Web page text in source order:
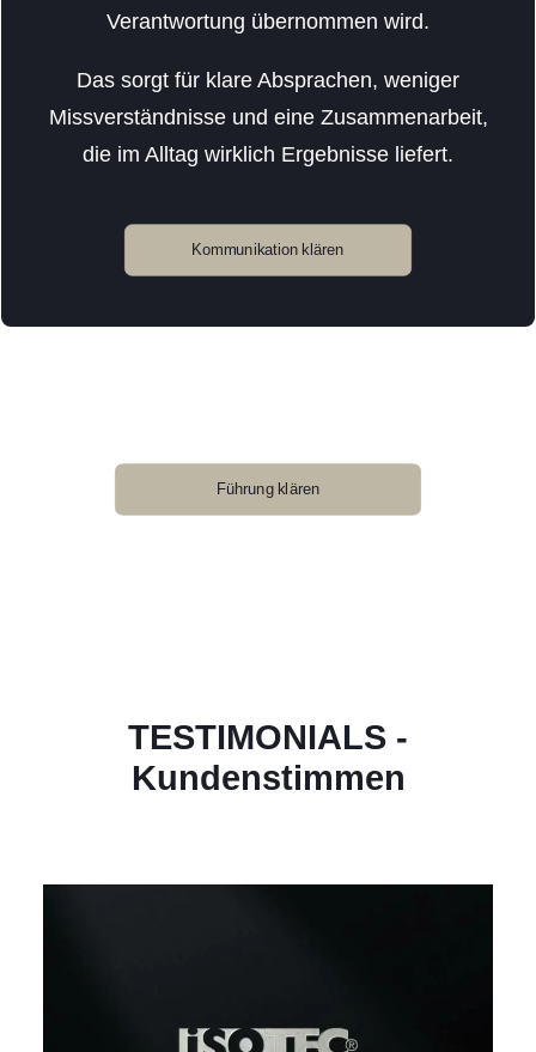
Verantwortung übernommen wird.
Das sorgt für klare Absprachen, weniger
Missverständnisse und eine Zusammenarbeit,
die im Alltag wirklich Ergebnisse liefert.
Kommunikation klären
Führung klären
TESTIMONIALS -
Kundenstimmen